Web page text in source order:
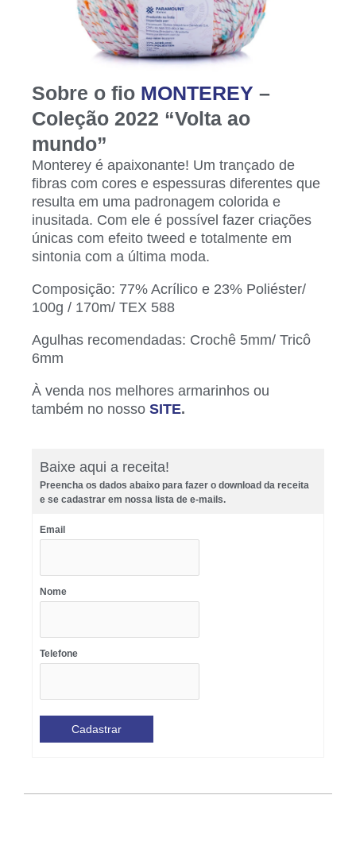
Sobre o fio MONTEREY –
Coleção 2022 “Volta ao
mundo”
Monterey é apaixonante! Um trançado de
fibras com cores e espessuras diferentes que
resulta em uma padronagem colorida e
inusitada. Com ele é possível fazer criações
únicas com efeito tweed e totalmente em
sintonia com a última moda.
Composição: 77% Acrílico e 23% Poliéster/
100g / 170m/ TEX 588
Agulhas recomendadas: Crochê 5mm/ Tricô
6mm
À venda nos melhores armarinhos ou
também no nosso SITE.
Baixe aqui a receita!
Preencha os dados abaixo para fazer o download da receita
e se cadastrar em nossa lista de e-mails.
Email
Nome
Telefone